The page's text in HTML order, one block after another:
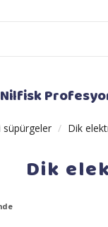
Nilfisk
süpürgeler Dik
Dik